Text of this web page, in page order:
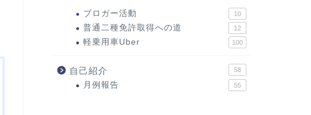
ブロガー活動 10
普通二種免許取得への道 12
軽乗用車Uber 100
自己紹介 58
月例報告 55